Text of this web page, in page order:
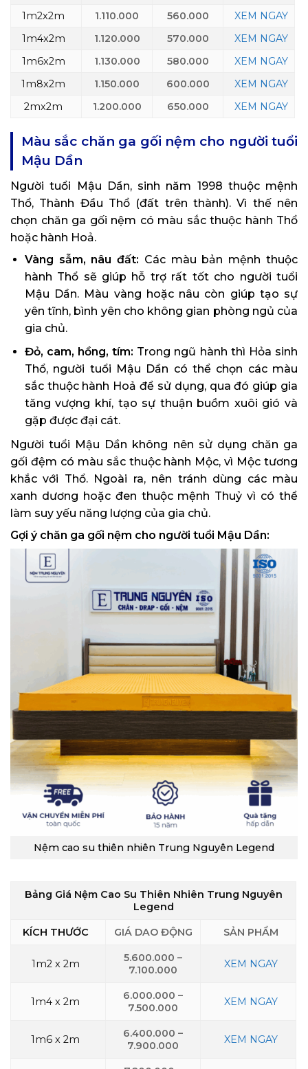
1m2x2m
1.110.000 560.000
XEM NGAY
1m4x2m
1.120.000 570.000
XEM NGAY
1m6x2m
1.130.000 580.000
XEM NGAY
1m8x2m
1.150.000 600.000
XEM NGAY
2mx2m
1.200.000 650.000 XEM NGAY
Màu sắc chăn ga gối nệm cho người tuổi
Mậu Dần
Người tuổi Mậu Dần, sinh năm 1998 thuộc mệnh
Thổ, Thành Đầu Thổ (đất trên thành). Vì thế nên
chọn chăn ga gối nệm có màu sắc thuộc hành Thổ
hoặc hành Hoả.
Vàng sẫm, nâu đất: Các màu bản mệnh thuộc
hành Thổ sẽ giúp hỗ trợ rất tốt cho người tuổi
Mậu Dần. Màu vàng hoặc nâu còn giúp tạo sự
yên tĩnh, bình yên cho không gian phòng ngủ của
gia chủ.
Đỏ, cam, hồng, tím: Trong ngũ hành thì Hỏa sinh
Thổ, người tuổi Mậu Dần có thể chọn các màu
sắc thuộc hành Hoả để sử dụng, qua đó giúp gia
tăng vượng khí, tạo sự thuận buồm xuôi gió và
gặp được đại cát.
Người tuổi Mậu Dần không nên sử dụng chăn ga
gối đệm có màu sắc thuộc hành Mộc, vì Mộc tương
khắc với Thổ. Ngoài ra, nên tránh dùng các màu
xanh dương hoặc đen thuộc mệnh Thuỷ vì có thể
làm suy yếu năng lượng của gia chủ.
Gợi ý chăn ga gối nệm cho người tuổi Mậu Dần:
Nệm cao su thiên nhiên Trung Nguyên Legend
Bảng Giá Nệm Cao Su Thiên Nhiên Trung Nguyên
Legend
KÍCH THƯỚC GIÁ DAO ĐỘNG SẢN PHẨM
1m2x 2m
5.600.000 –
7.100.000
XEM NGAY
1m4 x 2m
6.000.000 –
7.500.000
XEM NGAY
1m6 x 2m
6.400.000 –
7.900.000
XEM NGAY